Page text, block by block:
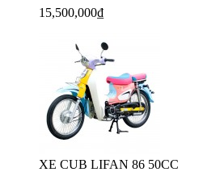
15,500,000₫
XE CUB LIFAN 86 50CC